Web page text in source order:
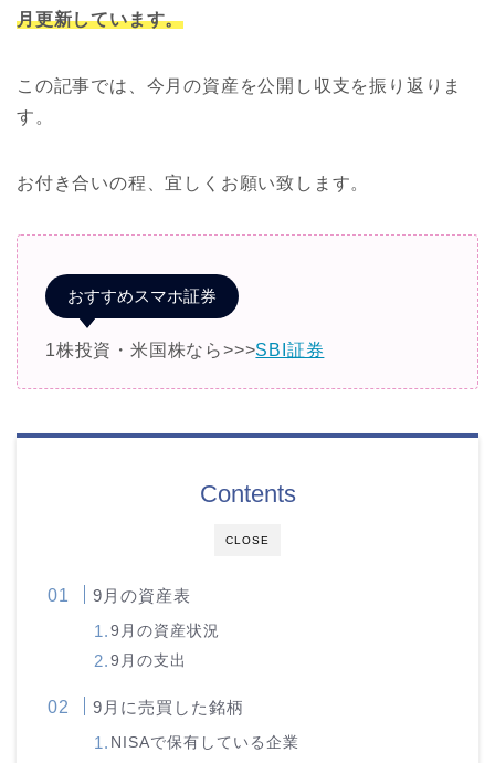
月更新しています。
この記事では、今月の資産を公開し収支を振り返りま
す。
お付き合いの程、宜しくお願い致します。
おすすめスマホ証券
1株投資・米国株なら>>>SBI証券
CLOSE
Contents
9月の資産表
9月の資産状況
9月の支出
9月に売買した銘柄
NISAで保有している企業